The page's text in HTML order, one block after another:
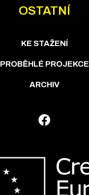
OSTATNÍ
KE STAŽENÍ
PROBĚHLÉ PROJEKCE
ARCHIV